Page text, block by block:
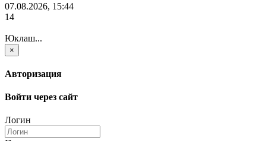
07.08.2026, 15:44
14
Юклаш...
×
Авторизация
Войти через сайт
Логин